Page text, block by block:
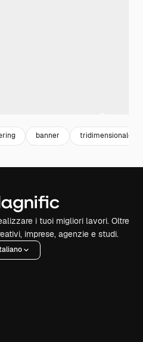
banner tridimensionale
i tuoi migliori lavori. Oltre
imprese, agenzie e studi.